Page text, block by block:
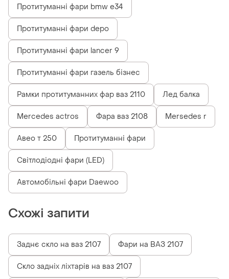
Протитуманні фари bmw e34
Протитуманні фари depo
Протитуманні фари lancer 9
Протитуманні фари газель бізнес
Рамки протитуманних фар ваз 2110 Лед балка
Mercedes actros Фара ваз 2108 Mersedes r
Авео т 250 Протитуманні фари
Світлодіодні фари (LED)
Автомобільні фари Daewoo
Схожі запити
Заднє скло на ваз 2107 Фари на ВАЗ 2107
Скло задніх ліхтарів на ваз 2107